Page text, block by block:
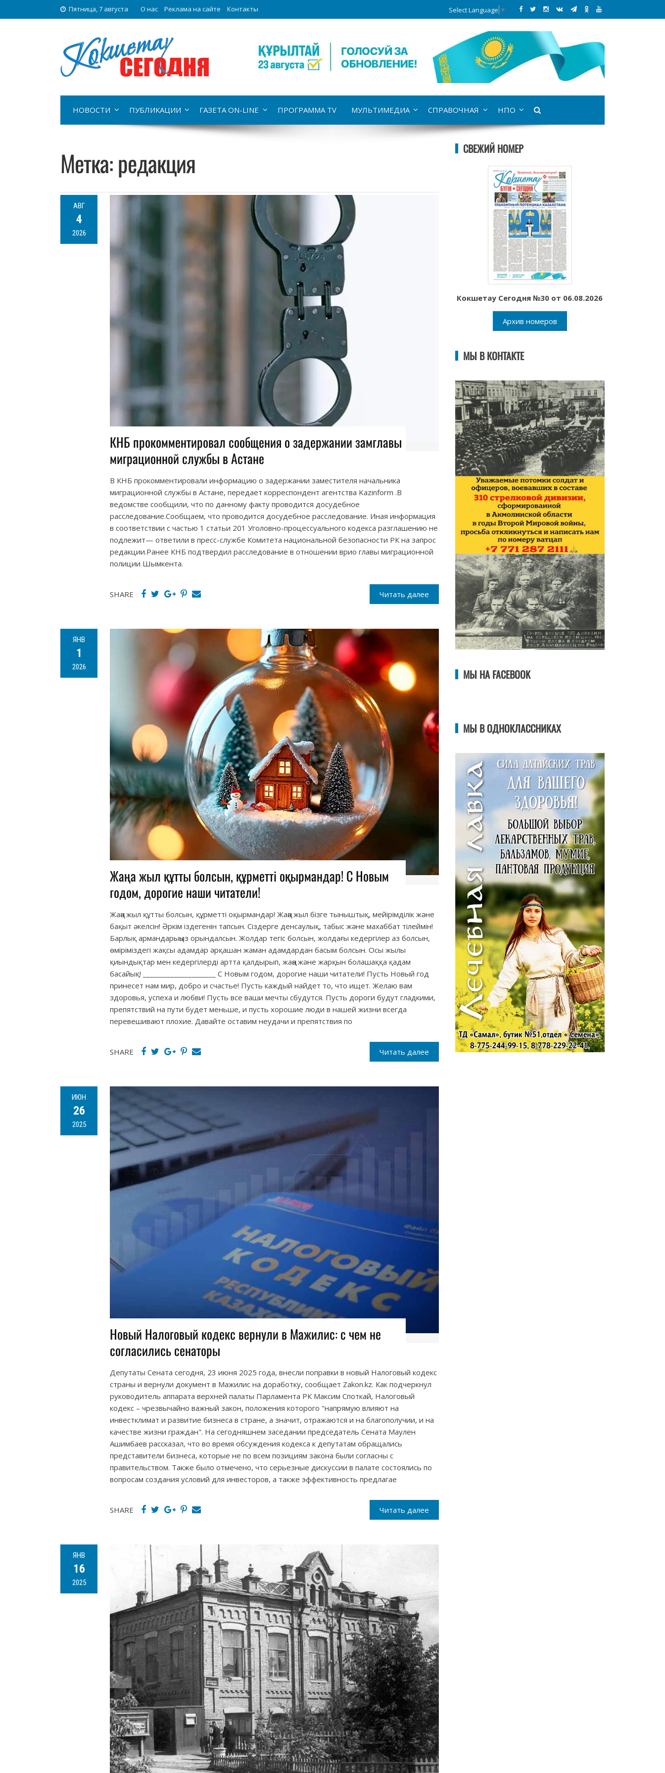
Пятница, 7 августа О нас Реклама на сайте Контакты Select Language ▼
НОВОСТИ ПУБЛИКАЦИИ ГАЗЕТА ON-LINE ПРОГРАММА TV МУЛЬТИМЕДИА СПРАВОЧНАЯ НПО
Метка:редакция
АВГ
4
2026
КНБ прокомментировал сообщения о задержании замглавы
миграционной службы в Астане
В КНБ прокомментировали информацию о задержании заместителя начальника
миграционной службы в Астане, передает корреспондент агентства Kazinform .В
ведомстве сообщили, что по данному факту проводится досудебное
расследование.Сообщаем, что проводится досудебное расследование. Иная информация
в соответствии с частью 1 статьи 201 Уголовно-процессуального кодекса разглашению не
подлежит— ответили в пресс-службе Комитета национальной безопасности РК на запрос
редакции.Ранее КНБ подтвердил расследование в отношении врио главы миграционной
полиции Шымкента.
Читать далее
SHARE
ЯНВ
1
2026
Жаңа жыл құтты болсын, құрметті оқырмандар! С Новым
годом, дорогие наши читатели!
Жаңа жыл құтты болсын, құрметті оқырмандар! Жаңа жыл бізге тыныштық, мейірімділік және
бақыт әкелсін! Әркім іздегенін тапсын. Сіздерге денсаулық, табыс және махаббат тілеймін!
Барлық армандарыңыз орындалсын. Жолдар тегіс болсын, жолдағы кедергілер аз болсын,
өміріміздегі жақсы адамдар әрқашан жаман адамдардан басым болсын. Осы жылы
қиындықтар мен кедергілерді артта қалдырып, жаңа және жарқын болашаққа қадам
басайық! _____________________ С Новым годом, дорогие наши читатели! Пусть Новый год
принесет нам мир, добро и счастье! Пусть каждый найдет то, что ищет. Желаю вам
здоровья, успеха и любви! Пусть все ваши мечты сбудутся. Пусть дороги будут гладкими,
препятствий на пути будет меньше, и пусть хорошие люди в нашей жизни всегда
перевешивают плохие. Давайте оставим неудачи и препятствия по
Читать далее
SHARE
ИЮН
26
2025
Новый Налоговый кодекс вернули в Мажилис: с чем не
согласились сенаторы
Депутаты Сената сегодня, 23 июня 2025 года, внесли поправки в новый Налоговый кодекс
страны и вернули документ в Мажилис на доработку, сообщает Zakon.kz. Как подчеркнул
руководитель аппарата верхней палаты Парламента РК Максим Споткай, Налоговый
кодекс – чрезвычайно важный закон, положения которого "напрямую влияют на
инвестклимат и развитие бизнеса в стране, а значит, отражаются и на благополучии, и на
качестве жизни граждан". На сегодняшнем заседании председатель Сената Маулен
Ашимбаев рассказал, что во время обсуждения кодекса к депутатам обращались
представители бизнеса, которые не по всем позициям закона были согласны с
правительством. Также было отмечено, что серьезные дискуссии в палате состоялись по
вопросам создания условий для инвесторов, а также эффективность предлагае
Читать далее
SHARE
ЯНВ
16
2025
СВЕЖИЙ НОМЕР
Кокшетау Сегодня №30 от 06.08.2026
Архив номеров
МЫ В КОНТАКТЕ
МЫ НА FACEBOOK
МЫ В ОДНОКЛАССНИКАХ